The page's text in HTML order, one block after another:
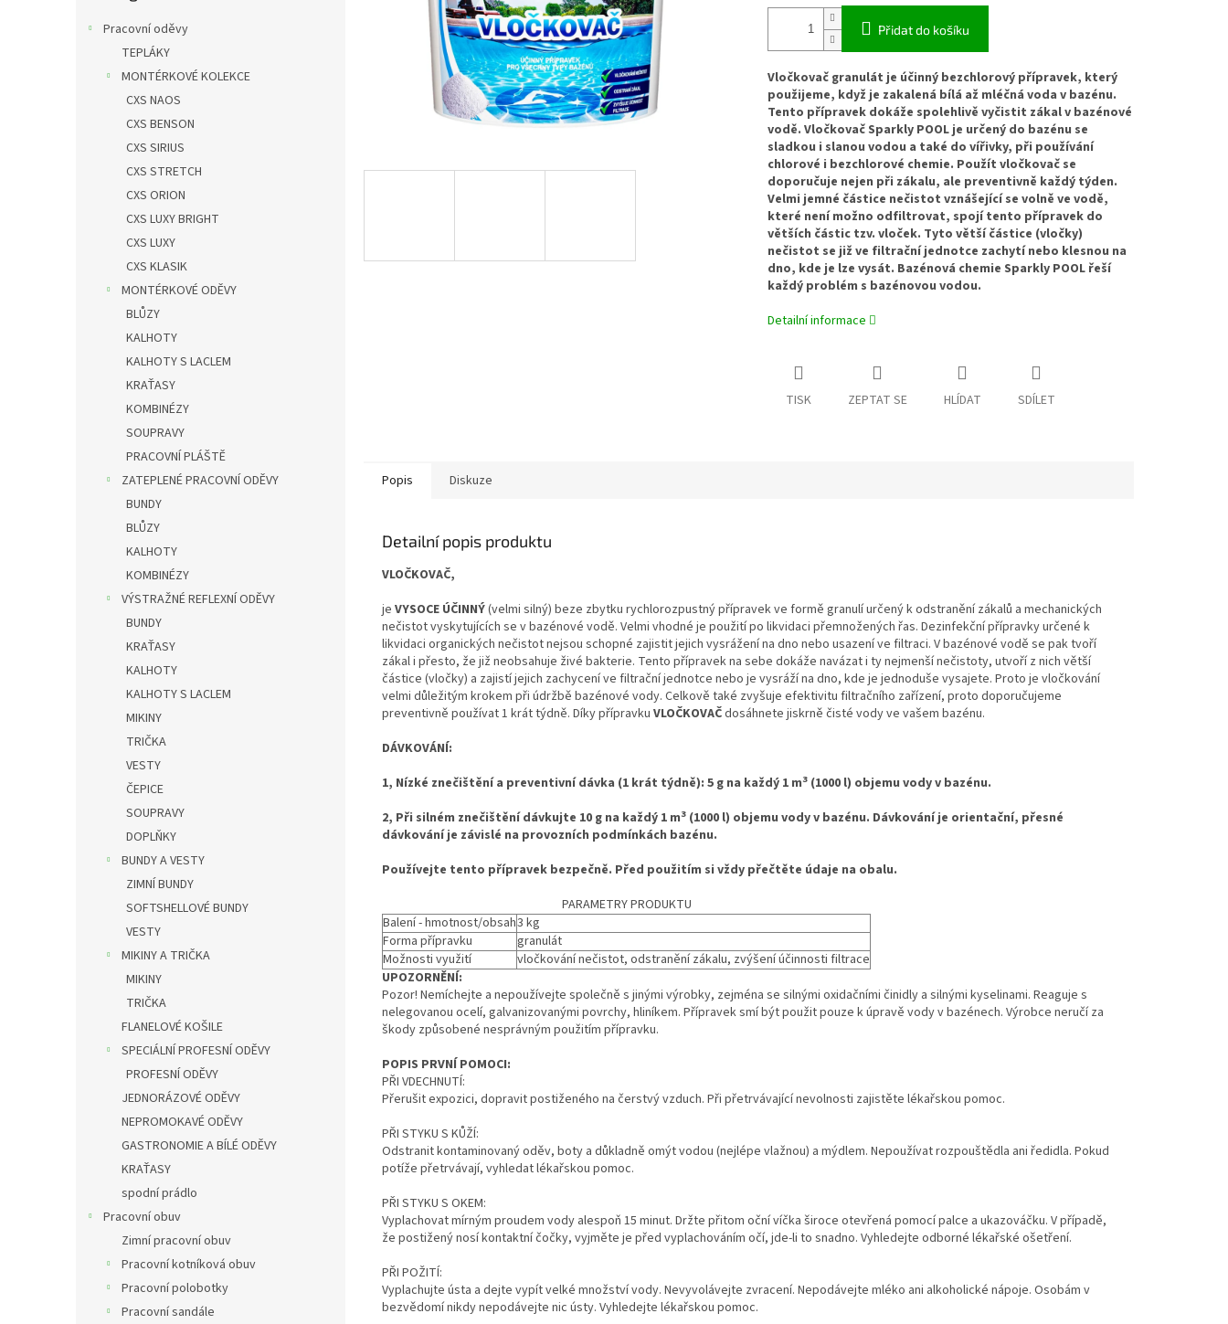
Pracovní oděvy
TEPLÁKY
MONTÉRKOVÉ KOLEKCE
CXS NAOS
CXS BENSON
CXS SIRIUS
CXS STRETCH
CXS ORION
CXS LUXY BRIGHT
CXS LUXY
CXS KLASIK
MONTÉRKOVÉ ODĚVY
BLŮZY
KALHOTY
KALHOTY S LACLEM
KRAŤASY
KOMBINÉZY
SOUPRAVY
PRACOVNÍ PLÁŠTĚ
ZATEPLENÉ PRACOVNÍ ODĚVY
BUNDY
BLŮZY
KALHOTY
KOMBINÉZY
VÝSTRAŽNÉ REFLEXNÍ ODĚVY
BUNDY
KRAŤASY
KALHOTY
KALHOTY S LACLEM
MIKINY
TRIČKA
VESTY
ČEPICE
SOUPRAVY
DOPLŇKY
BUNDY A VESTY
ZIMNÍ BUNDY
SOFTSHELLOVÉ BUNDY
VESTY
MIKINY A TRIČKA
MIKINY
TRIČKA
FLANELOVÉ KOŠILE
SPECIÁLNÍ PROFESNÍ ODĚVY
PROFESNÍ ODĚVY
JEDNORÁZOVÉ ODĚVY
NEPROMOKAVÉ ODĚVY
GASTRONOMIE A BÍLÉ ODĚVY
KRAŤASY
spodní prádlo
Pracovní obuv
Zimní pracovní obuv
Pracovní kotníková obuv
Pracovní polobotky
Pracovní sandále
Přidat do košíku
Vločkovač granulát je účinný bezchlorový přípravek, který
použijeme, když je zakalená bílá až mléčná voda v bazénu.
Tento přípravek dokáže spolehlivě vyčistit zákal v bazénové
vodě. Vločkovač Sparkly POOL je určený do bazénu se
sladkou i slanou vodou a také do vířivky, při používání
chlorové i bezchlorové chemie. Použít vločkovač se
doporučuje nejen při zákalu, ale preventivně každý týden.
Velmi jemné částice nečistot vznášející se volně ve vodě,
které není možno odfiltrovat, spojí tento přípravek do
větších částic tzv. vloček. Tyto větší částice (vločky)
nečistot se již ve filtrační jednotce zachytí nebo klesnou na
dno, kde je lze vysát. Bazénová chemie Sparkly POOL řeší
každý problém s bazénovou vodou.
Detailní informace
TISK ZEPTAT SE HLÍDAT SDÍLET
Popis Diskuze
Detailní popis produktu
VLOČKOVAČ,
je VYSOCE ÚČINNÝ(velmi silný) beze zbytku rychlorozpustný přípravek ve formě granulí určený k odstranění zákalů a mechanických
nečistot vyskytujících se v bazénové vodě. Velmi vhodné je použití po likvidaci přemnožených řas. Dezinfekční přípravky určené k
likvidaci organických nečistot nejsou schopné zajistit jejich vysrážení na dno nebo usazení ve filtraci. V bazénové vodě se pak tvoří
zákal i přesto, že již neobsahuje živé bakterie. Tento přípravek na sebe dokáže navázat i ty nejmenší nečistoty, utvoří z nich větší
částice (vločky) a zajistí jejich zachycení ve filtrační jednotce nebo je vysráží na dno, kde je jednoduše vysajete. Proto je vločkování
velmi důležitým krokem při údržbě bazénové vody. Celkově také zvyšuje efektivitu filtračního zařízení, proto doporučujeme
preventivně používat 1 krát týdně. Díky přípravku VLOČKOVAČdosáhnete jiskrně čisté vody ve vašem bazénu.
DÁVKOVÁNÍ:
1, Nízké znečištění a preventivní dávka (1 krát týdně): 5 g na každý 1 m3 (1000 l) objemu vody v bazénu.
2, Při silném znečištění dávkujte 10 g na každý 1 m3 (1000 l) objemu vody v bazénu. Dávkování je orientační, přesné
dávkování je závislé na provozních podmínkách bazénu.
Používejte tento přípravek bezpečně. Před použitím si vždy přečtěte údaje na obalu.
PARAMETRY PRODUKTU
Balení - hmotnost/obsah3 kg
Forma přípravku
granulát
Možnosti využití
vločkování nečistot, odstranění zákalu, zvýšení účinnosti filtrace
UPOZORNĚNÍ:
Pozor! Nemíchejte a nepoužívejte společně s jinými výrobky, zejména se silnými oxidačními činidly a silnými kyselinami. Reaguje s
nelegovanou ocelí, galvanizovanými povrchy, hliníkem. Přípravek smí být použit pouze k úpravě vody v bazénech. Výrobce neručí za
škody způsobené nesprávným použitím přípravku.
POPIS PRVNÍ POMOCI:
PŘI VDECHNUTÍ:
Přerušit expozici, dopravit postiženého na čerstvý vzduch. Při přetrvávající nevolnosti zajistěte lékařskou pomoc.
PŘI STYKU S KŮŽÍ:
Odstranit kontaminovaný oděv, boty a důkladně omýt vodou (nejlépe vlažnou) a mýdlem. Nepoužívat rozpouštědla ani ředidla. Pokud
potíže přetrvávají, vyhledat lékařskou pomoc.
PŘI STYKU S OKEM:
Vyplachovat mírným proudem vody alespoň 15 minut. Držte přitom oční víčka široce otevřená pomocí palce a ukazováčku. V případě,
že postižený nosí kontaktní čočky, vyjměte je před vyplachováním očí, jde-li to snadno. Vyhledejte odborné lékařské ošetření.
PŘI POŽITÍ:
Vyplachujte ústa a dejte vypít velké množství vody. Nevyvolávejte zvracení. Nepodávejte mléko ani alkoholické nápoje. Osobám v
bezvědomí nikdy nepodávejte nic ústy. Vyhledejte lékařskou pomoc.